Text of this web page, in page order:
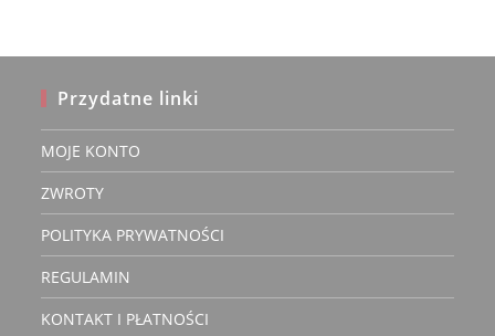
Przydatne linki
MOJE KONTO
ZWROTY
POLITYKA PRYWATNOŚCI
REGULAMIN
KONTAKT I PŁATNOŚCI